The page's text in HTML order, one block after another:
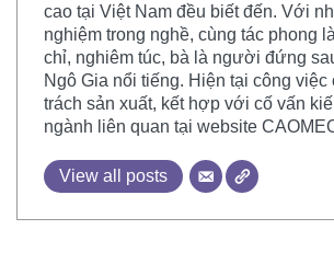
cao tại Việt Nam đều biết đến. Với
nghiệm trong nghề, cùng tác phong
chỉ, nghiêm túc, bà là người đứng
Ngô Gia nổi tiếng. Hiện tại công việc
trách sản xuất, kết hợp với cố vấn
ngành liên quan tại website
View all posts